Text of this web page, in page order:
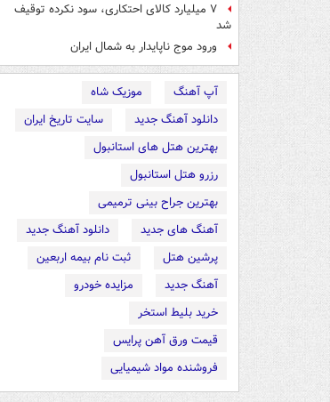
۷ میلیارد کالای احتکاری، سود نکرده توقیف
شد
ورود موج ناپایدار به شمال ایران
آپ آهنگ
موزیک شاه
دانلود آهنگ جدید
سایت تاریخ ایران
بهترین هتل های استانبول
رزرو هتل استانبول
بهترین جراح بینی ترمیمی
آهنگ های جدید
دانلود آهنگ جدید
پرشین هتل
ثبت نام بیمه اربعین
آهنگ جدید
مزایده خودرو
خرید بلیط استخر
قیمت ورق آهن پرایس
فروشنده مواد شیمیایی